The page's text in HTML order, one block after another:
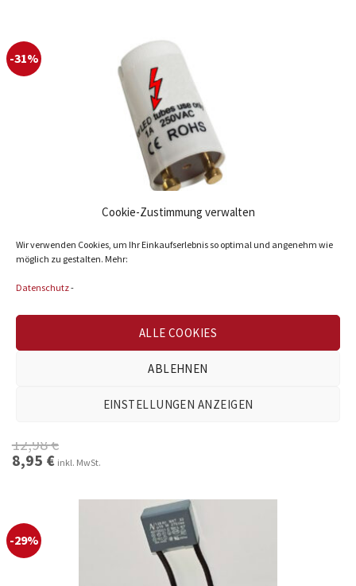
Cookie-Zustimmung verwalten
Wir verwenden Cookies, um Ihr Einkaufserlebnis so optimal und angenehm wie
möglich zu gestalten. Mehr:
Datenschutz-
ALLE COOKIES
ABLEHNEN
EINSTELLUNGEN ANZEIGEN
-31%
12,98€
Ursprünglicher
Preis
8,95 €Aktueller
Preis
inkl. MwSt.
-29%